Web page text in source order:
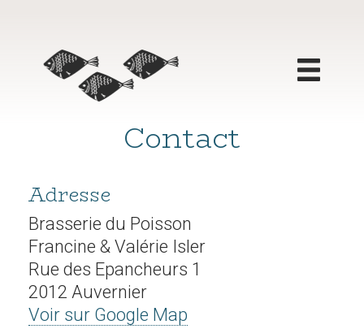
Cartes
Boissons
Nos salles
Banquets
Contact
Adresse
Brasserie du Poisson
Francine & Valérie Isler
Rue des Epancheurs 1
2012 Auvernier
Voir sur Google Map